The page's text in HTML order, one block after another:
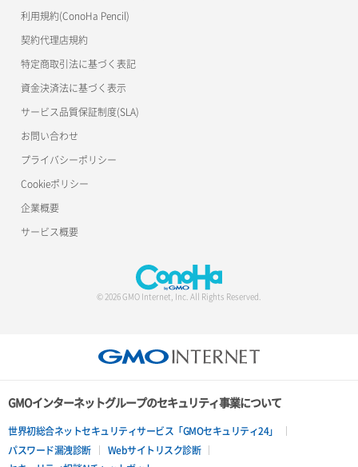
Palworld
Rust
Satisfactory
Soulmask
Team Fortress 2(TF2)
Terraria
公開API(ConoHa VPS Ver.2.0)
利用規約(ConoHa Pencil)
契約代理店規約
特定商取引法に基づく表記
資金決済法に基づく表示
サービス品質保証制度(SLA)
お問い合わせ
プライバシーポリシー
Cookieポリシー
企業概要
サービス概要
© 2026 GMO Internet, Inc. All Rights Reserved.
GMOインターネットグループのセキュリティ事業について
世界初総合ネットセキュリティサービス「GMOセキュリティ24」
パスワード漏洩診断
Webサイトリスク診断